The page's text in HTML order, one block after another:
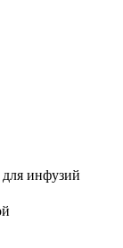
для инфузий